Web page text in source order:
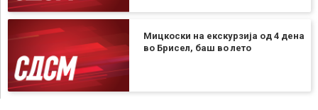
Мицкоски на екскурзија од 4 дена
во Брисел, баш во лето